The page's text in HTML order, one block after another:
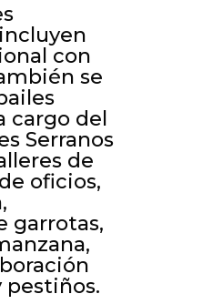
con
se
cargo del
Serranos
de
oficios,
garrotas,
pestiños.